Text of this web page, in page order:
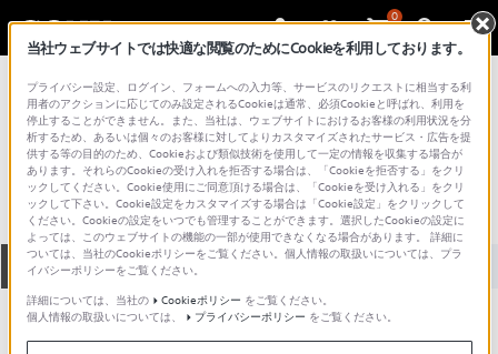
0
総合サポート・お問い合わせ アクセサリー （パソコンアクセサリー）
VGP-FL12
全て ダウンロード 取扱説明書 Q&A
動画でサポートご利用にあたってのお願い
当社ウェブサイトでは快適な閲覧のためにCookieを利用しております。
プライバシー設定、ログイン、フォームへの入力等、サービスのリクエストに相当する利
用者のアクションに応じてのみ設定されるCookieは通常、必須Cookieと呼ばれ、利用を
停止することができません。また、当社は、ウェブサイトにおけるお客様の利用状況を分
析するため、あるいは個々のお客様に対してよりカスタマイズされたサービス・広告を提
供する等の目的のため、Cookieおよび類似技術を使用して一定の情報を収集する場合が
あります。それらのCookieの受け入れを拒否する場合は、「Cookieを拒否する」をクリ
ックしてください。Cookie使用にご同意頂ける場合は、「Cookieを受け入れる」をクリ
ックして下さい。Cookie設定をカスタマイズする場合は「Cookie設定」をクリックして
ください。Cookieの設定をいつでも管理することができます。選択したCookieの設定に
よっては、このウェブサイトの機能の一部が使用できなくなる場合があります。 詳細に
ついては、当社のCookieポリシーをご覧ください。個人情報の取扱いについては、プラ
イバシーポリシーをご覧ください。
詳細については、当社の
Cookieポリシー をご覧ください。
個人情報の取扱いについては、
プライバシーポリシー をご覧ください。